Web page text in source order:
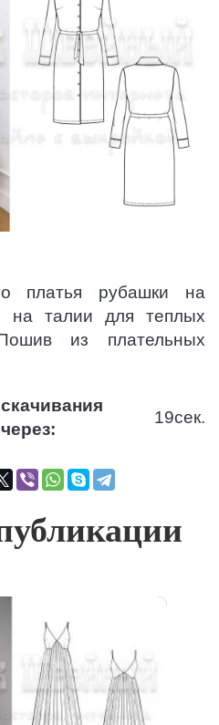
платья рубашки на
на талии для теплых
из плательных
19сек.